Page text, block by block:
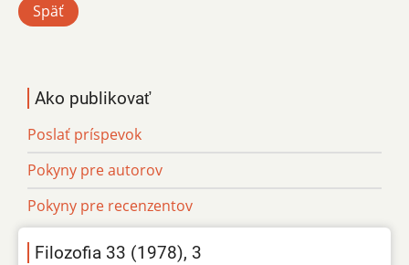
Späť
Ako publikovať
Poslať príspevok
Pokyny pre autorov
Pokyny pre recenzentov
Filozofia 33 (1978), 3